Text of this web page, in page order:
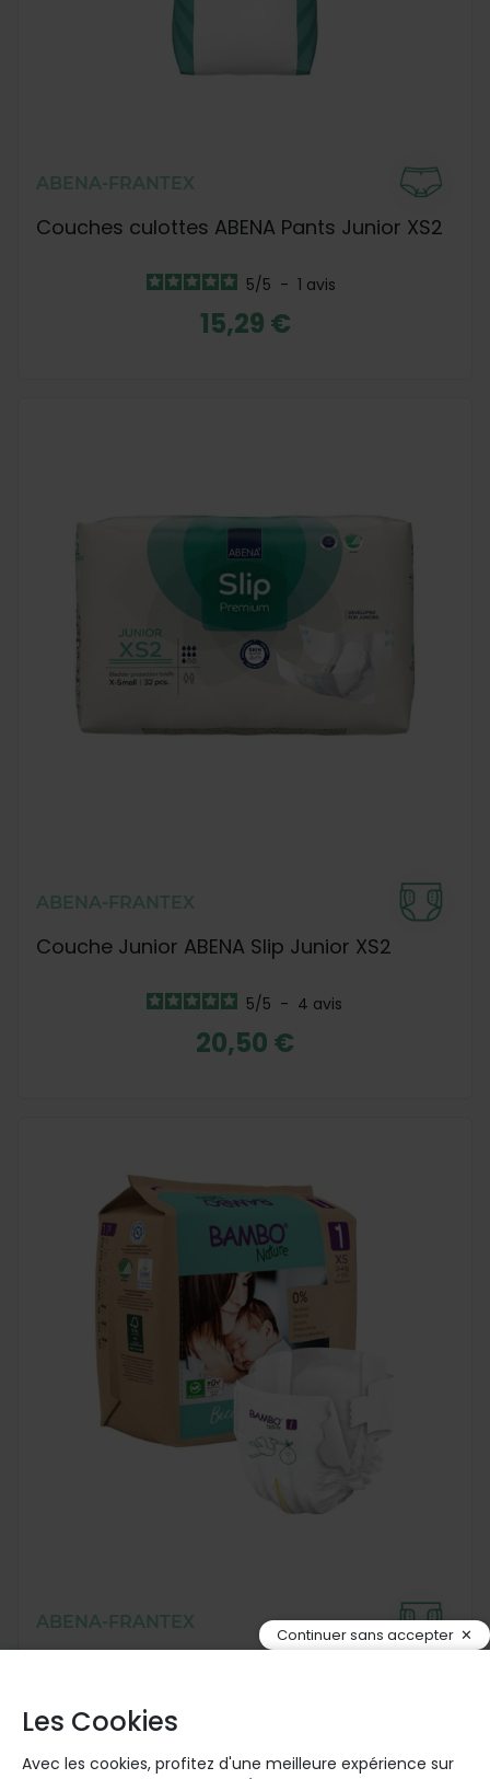
ABENA-FRANTEX
Couches culottes ABENA Pants Junior XS2
5/5 - 1 avis
15,29 €
ABENA-FRANTEX
Couche Junior ABENA Slip Junior XS2
5/5 - 4 avis
20,50 €
ABENA-FRANTEX
T0 - Prématuré 1-3kg
T2 - Mini 3-6kgT3 - Midi 5-9kg
T5 - Junior 12-22kg T6 - XL 16-30kg
Continuer sans accepter
Les Cookies
Avec les cookies, profitez d'une meilleure expérience sur